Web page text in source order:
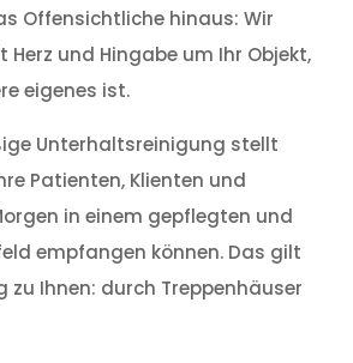
Offensichtliche hinaus: Wir
und Hingabe um Ihr Objekt,
eigenes ist.
Unterhaltsreinigung stellt
Patienten, Klienten und
in einem gepflegten und
empfangen können. Das gilt
zu Ihnen: durch Treppenhäuser